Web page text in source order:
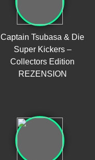
Captain Tsubasa & Die
Super Kickers –
Collectors Edition
REZENSION